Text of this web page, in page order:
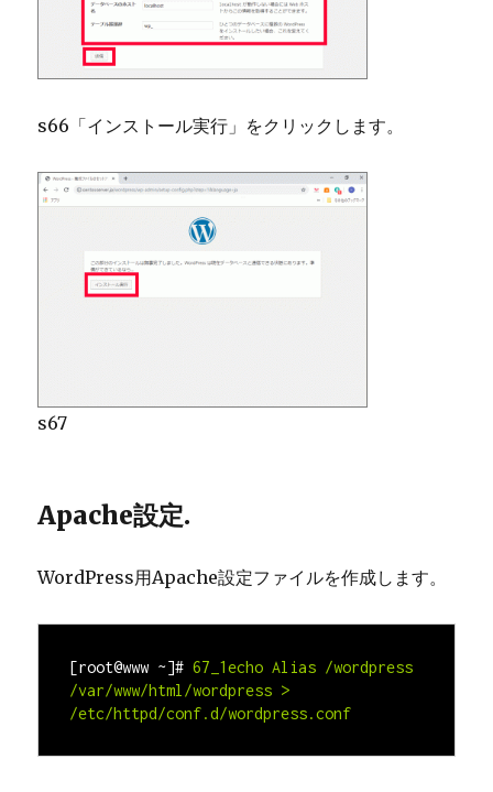
s66「インストール実行」をクリックします。
s67
Apache設定.
WordPress用Apache設定ファイルを作成します。
[root@www ~]#
/var/www/html /wordpress >
/etc/httpd/conf.d/wordpress.conf